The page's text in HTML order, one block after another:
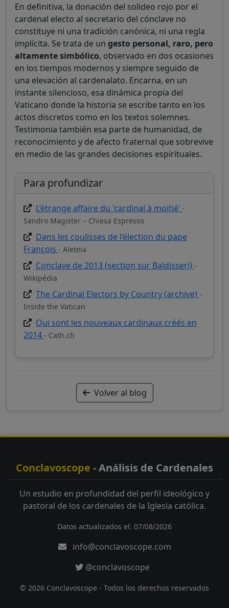
En definitiva, la donación del solideo rojo por el
cardenal electo al secretario del cónclave no
constituye ni una tradición canónica, ni una regla
implícita. Se trata de un gesto personal, raro, pero
altamente simbólico, observado en dos ocasiones
en los tiempos modernos y siempre seguido de
una elevación al cardenalato. Encarna, en un
instante silencioso, esa dinámica propia del
Vaticano donde la historia se escribe tanto en los
actos discretos como en los textos solemnes.
Testimonia también esa parte de humanidad, de
reconocimiento y de afecto fraternal que sobrevive
en medio de las grandes decisiones espirituales.
Para profundizar
L’étrange affaire du 'cardinal à moitié' -
Sandro Magister – Chiesa Espresso
Dans les coulisses de l’élection du pape
François - Aleteia
Conclave de 2013 (section sur Baldisseri) -
Wikipédia
The Cardinal Electors by Country (archive) -
Inside the Vatican
Qui sont les nouveaux cardinaux créés en
2014 - Cath.ch
Volver al blog
Conclavoscope - Análisis de Cardenales
Un estudio en profundidad del perfil ideológico y
pastoral de los cardenales de la Iglesia católica.
Datos actualizados el: 07/08/2026
info@conclavoscope.com
@conclavoscope
© 2026 Conclavoscope - Todos los derechos reservados